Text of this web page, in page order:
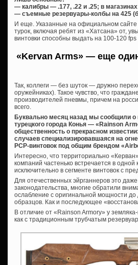
— калибры — .177, .22 и .25; в
— съемные резервуары-колбы на 425
И еще. Указанные на официальном сайте
турок, включая ребят из «Хатсана» от,
винтовки способны выдать на 100-120
«Kervan Arms» — еще
Так, коллеги — без шуток — дружно
оружейниках). Такое чувство, что
производителей пневмы, причем на
всего.
Буквально месяц назад мы сообщили о
турецкого города Конья — «Rainson
общественность о прекрасном
случаев специализировавшаяся на
PCP-винтовок под общим брендом
Интересно, что территориально
компаний частенько встречается в
исключительно в сегменте винтовок с
Для отечественных эйрганнеров это
законодательства, многие обратили
ослабление с оригинальной мощности
образцов. Как и последующее
В отличие от «Rainson Armory» у
как с традиционным трубчатым